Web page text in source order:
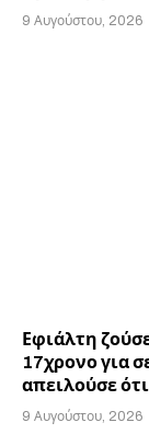
9 Αυγούστου, 2026
Εφιάλτη
17χρονο για
απειλούσε
9 Αυγούστου, 2026